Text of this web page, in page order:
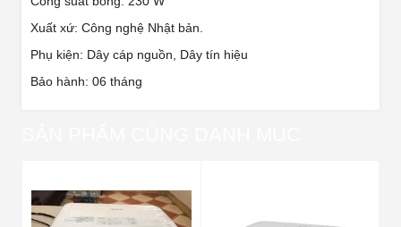
Xuất xứ: Công nghệ Nhật bản.
Phụ kiện: Dây cáp nguồn, Dây tín hiệu
Bảo hành: 06 tháng